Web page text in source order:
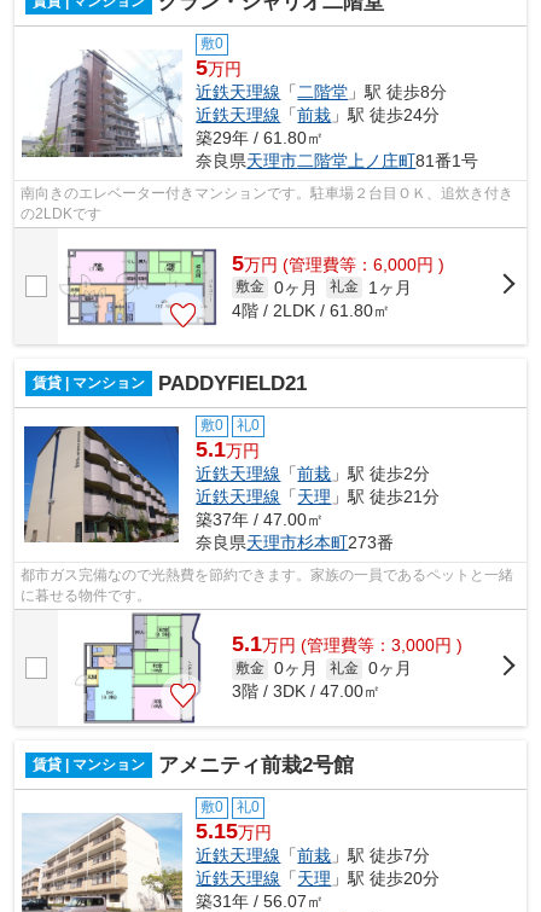
敷0
5万円
近鉄天理線 「 二階堂 」駅 徒歩8分
近鉄天理線 「前栽 」駅 徒歩24分
築29年 / 61.80㎡
奈良県天理市二階堂上ノ庄町81番1号
南向きのエレベーター付きマンションです。駐車場２台目ＯＫ、追炊き付き
の2LDKです
5万円 (管理費等：6,000円 )
敷金 0ヶ月 礼金
1ヶ月
4階 / 2LDK / 61.80㎡
賃貸 | マンション PADDYFIELD21
敷0 礼0
5.1万円
近鉄天理線 「前栽 」駅 徒歩2分
近鉄天理線 「天理 」駅 徒歩21分
築37年 / 47.00㎡
奈良県天理市杉本町273番
都市ガス完備なので光熱費を節約できます。家族の一員であるペットと一緒
に暮せる物件です。
5.1万円 (管理費等：3,000円 )
敷金 0ヶ月 礼金 0ヶ月
3階 / 3DK / 47.00㎡
賃貸 | マンション アメニティ前栽2号館
敷0 礼0
5.15万円
近鉄天理線 「前栽 」駅 徒歩7分
近鉄天理線 「天理 」駅 徒歩20分
築31年 / 56.07㎡